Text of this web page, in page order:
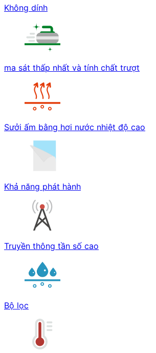
Không dính
ma sát thấp nhất và tính chất trượt
Sưởi ấm bằng hơi nước nhiệt độ cao
Khả năng phát hành
Truyền thông tần số cao
Bộ lọc